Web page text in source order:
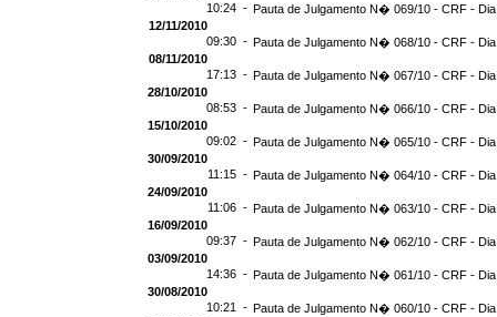
10:24 - Pauta de Julgamento N� 069/10 - CRF - Dia
12/11/2010
09:30 - Pauta de Julgamento N� 068/10 - CRF - Dia
08/11/2010
17:13 - Pauta de Julgamento N� 067/10 - CRF - Dia
28/10/2010
08:53 - Pauta de Julgamento N� 066/10 - CRF - Dia
15/10/2010
09:02 - Pauta de Julgamento N� 065/10 - CRF -
30/09/2010
11:15 - Pauta de Julgamento N� 064/10 - CRF -
24/09/2010
11:06 - Pauta de Julgamento N� 063/10 - CRF -
16/09/2010
09:37 - Pauta de Julgamento N� 062/10 - CRF -
03/09/2010
14:36 - Pauta de Julgamento N� 061/10 - CRF -
30/08/2010
10:21 - Pauta de Julgamento N� 060/10 - CRF -